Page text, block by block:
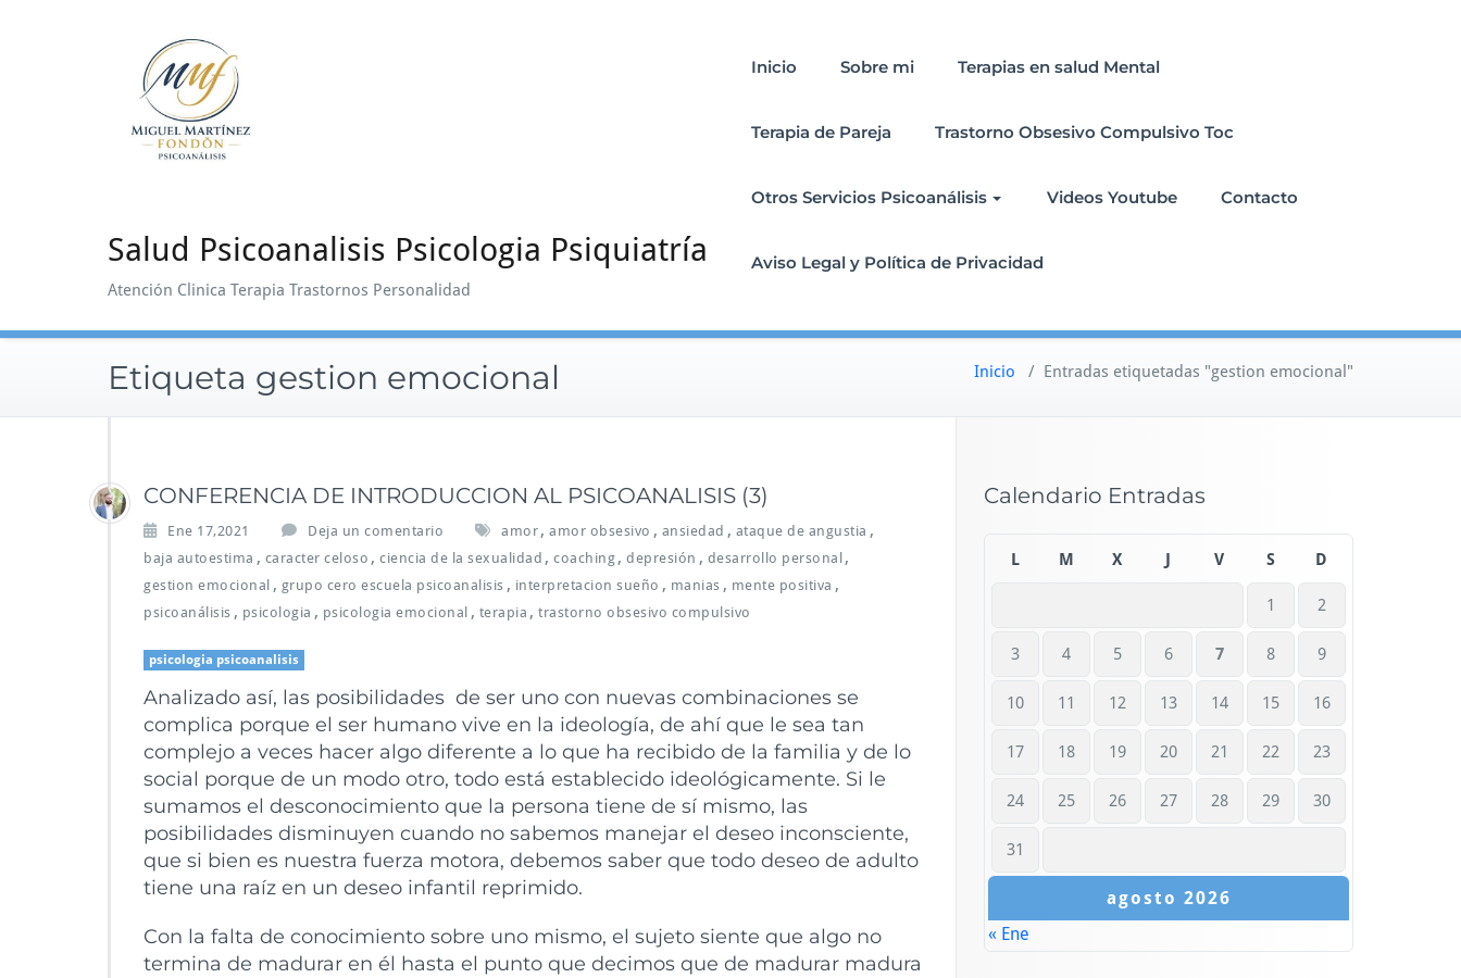
Salud Psicoanalisis Psicologia Psiquiatría
Atención Clinica Terapia Trastornos Personalidad
Inicio Sobre mi Terapias en salud Mental
Terapia de Pareja Trastorno Obsesivo Compulsivo Toc
Otros Servicios Psicoanálisis Videos Youtube Contacto
Aviso Legal y Política de Privacidad
Etiqueta gestion emocional Inicio / Entradas etiquetadas "gestion emocional"
CONFERENCIA DE INTRODUCCION AL PSICOANALISIS (3)
Ene 17,2021 Deja un comentario amor , amor obsesivo , ansiedad , ataque de angustia ,
baja autoestima , caracter celoso , ciencia de la sexualidad , coaching , depresión , desarrollo personal ,
gestion emocional , grupo cero escuela psicoanalisis , interpretacion sueño , manias , mente positiva ,
psicoanálisis , psicologia , psicologia emocional , terapia , trastorno obsesivo compulsivo
psicologia psicoanalisis
Analizado así, las posibilidades de ser uno con nuevas combinaciones se
complica porque el ser humano vive en la ideología, de ahí que le sea tan
complejo a veces hacer algo diferente a lo que ha recibido de la familia y de lo
social porque de un modo otro, todo está establecido ideológicamente. Si le
sumamos el desconocimiento que la persona tiene de sí mismo, las
posibilidades disminuyen cuando no sabemos manejar el deseo inconsciente,
que si bien es nuestra fuerza motora, debemos saber que todo deseo de adulto
tiene una raíz en un deseo infantil reprimido.
Con la falta de conocimiento sobre uno mismo, el sujeto siente que algo no
termina de madurar en él hasta el punto que decimos que de madurar madura
Calendario Entradas
agosto 2026
L M X V S D
1 2
3 4 5 6 7 8 9
10 11 12 13 14 15 16
17 18 19 20 21 22 23
24 25 26 27 28 29 30
31
« Ene